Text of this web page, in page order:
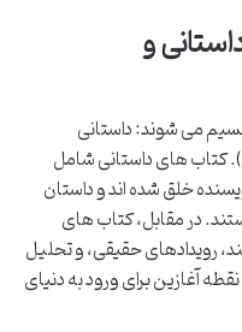
و
می شوند: داستانی
(Fiction) و غیرداستانی (Non-fiction). کتاب های داستانی شامل
خلق شده اند و داستان
در مقابل، کتاب های
رویدادهای حقیقی، و تحلیل
آغازین برای ورود به دنیای